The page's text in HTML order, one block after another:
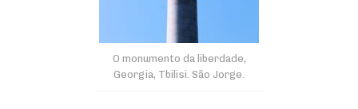
O monumento da liberdade,
Georgia, Tbilisi. São Jorge.